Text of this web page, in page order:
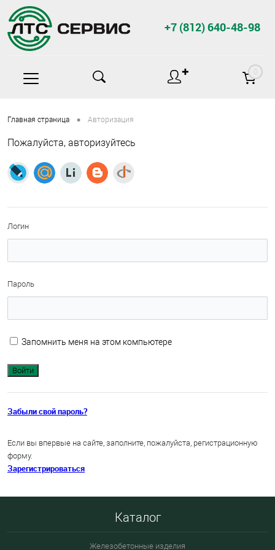
+7 (812) 640-48-98
✚ 0
Главная страница • Авторизация
Пожалуйста, авторизуйтесь
Логин
Пароль
Запомнить меня на этом компьютере
Забыли свой пароль?
Если вы впервые на сайте, заполните, пожалуйста, регистрационную
форму.
Зарегистрироваться
Каталог
Железобетонные изделия